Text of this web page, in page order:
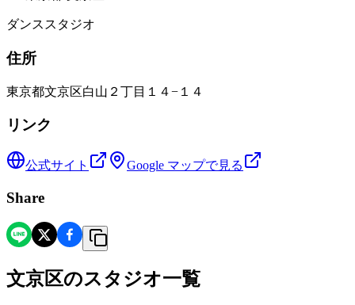
ダンススタジオ
住所
東京都文京区白山２丁目１４−１４
リンク
公式サイト Google マップで見る
Share
文京区のスタジオ一覧